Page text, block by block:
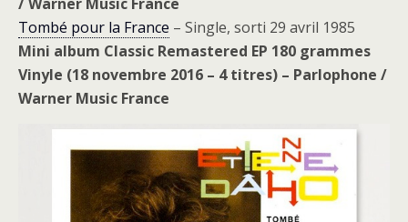
Tombé pour la France – Single, sorti 29 avril 1985
Mini album Classic Remastered EP 180 grammes
Vinyle (18 novembre 2016 – 4 titres) – Parlophone /
Warner Music France